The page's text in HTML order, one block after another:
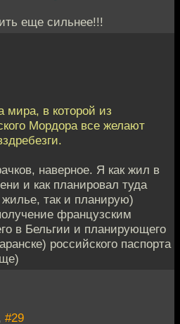
еще сильнее!!!
мира, в которой из
Мордора все желают
наверное. Я как жил в
и как планировал туда
так и планирую)
французским
в Бельгии и планирующего
российского паспорта
#29